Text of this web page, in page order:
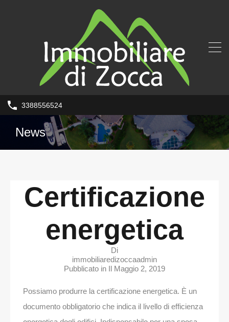
3388556524
News
Certificazione
energetica
Di
immobiliaredizoccaadmin
Pubblicato in Il Maggio 2, 2019
Possiamo produrre la certificazione energetica. È un
documento obbligatorio che indica il livello di efficienza